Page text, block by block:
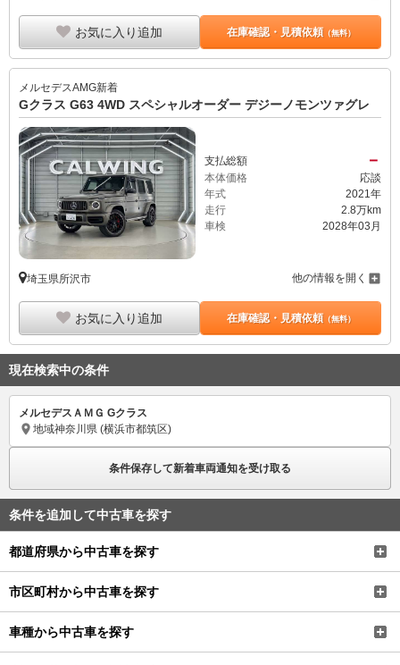
お気に入り追加 在庫確認・見積依頼（無料）
メルセデスAMG新着
Gクラス G63 4WD スペシャルオーダー デジーノモンツァグレ
支払総額 －
本体価格
応談
年式
2021年
走行
2.8万km
車検
2028年03月
埼玉県所沢市 他の情報を開く
お気に入り追加 在庫確認・見積依頼（無料）
現在検索中の条件
メルセデスＡＭＧ Gクラス
地域神奈川県 (横浜市都筑区)
条件保存して新着車両通知を受け取る
条件を追加して中古車を探す
都道府県から中古車を探す
市区町村から中古車を探す
車種から中古車を探す